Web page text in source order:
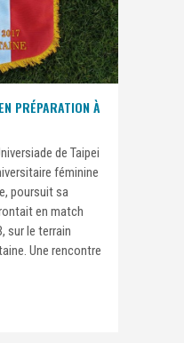
PRÉPARATION À
de Taipei
féminine
poursuit sa
en match
sur le terrain
Une rencontre